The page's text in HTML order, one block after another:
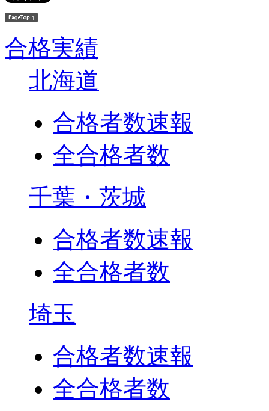
合格実績
北海道
合格者数速報
全合格者数
千葉・茨城
合格者数速報
全合格者数
埼玉
合格者数速報
全合格者数